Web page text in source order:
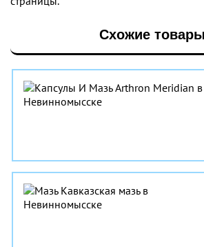
Схожие